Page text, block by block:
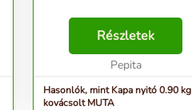
Részletek
Pepita
Hasonlók, mint Kapa nyitó 0.90 kg
kovácsolt MUTA